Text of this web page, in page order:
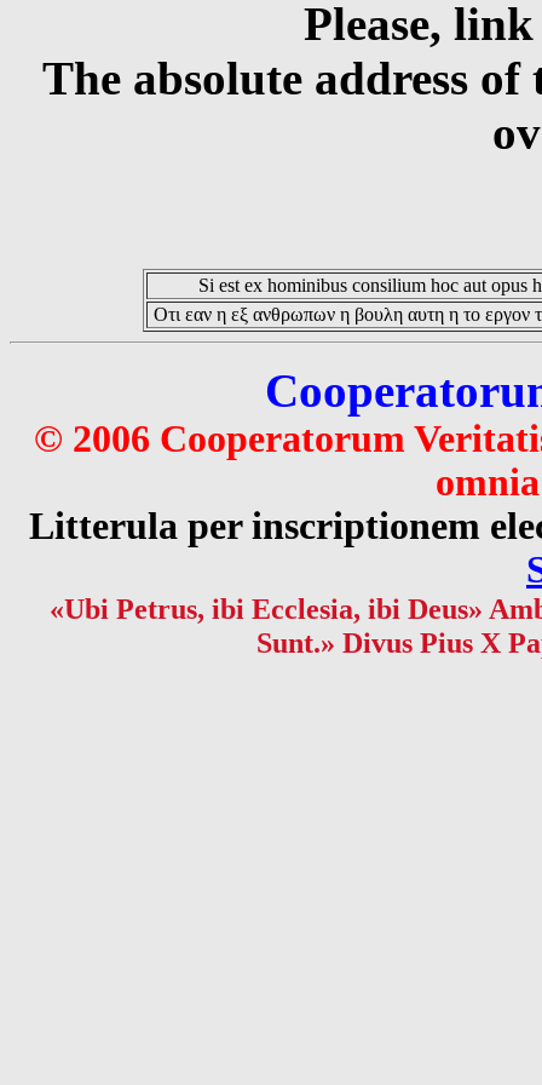
Please,
The absolute address
Si est ex hominibus consilium hoc aut opus
Οτι εαν η εξ ανθρωπων η βουλη αυτη η το εργον
© 2006 Cooperatorum
Litterula per inscriptionem
«Ubi Petrus, ibi Ecclesia, ibi Deus»
Sunt.» Divus Pius X